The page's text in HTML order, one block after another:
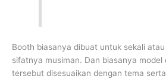
Booth biasanya dibuat untuk sekali
sifatnya musiman. Dan biasanya model
tersebut disesuaikan dengan tema